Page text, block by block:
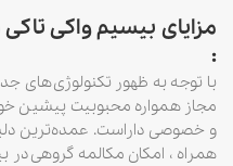
مزایای بیسیم واکی
:
با توجه به ظهور تکنولوژی‌های
مجاز همواره محبوبیت پیشین
و خصوصی داراست. عمده‌ترین
همراه ، امکان مکالمه گروهی در